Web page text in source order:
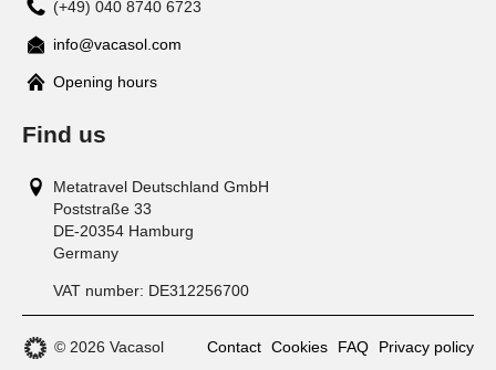
(+49) 040 8740 6723
info@vacasol.com
Opening hours
Find us
Metatravel Deutschland GmbH
Poststraße 33
DE-20354 Hamburg
Germany
VAT number: DE312256700
© 2026 Vacasol Contact Cookies FAQ Privacy policy